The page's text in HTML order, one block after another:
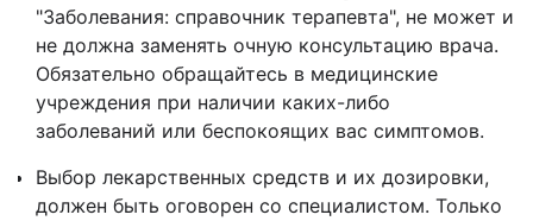
"Заболевания: справочник терапевта", не может и
не должна заменять очную консультацию врача.
Обязательно обращайтесь в медицинские
учреждения при наличии каких-либо
заболеваний или беспокоящих вас симптомов.
Выбор лекарственных средств и их дозировки,
должен быть оговорен со специалистом. Только